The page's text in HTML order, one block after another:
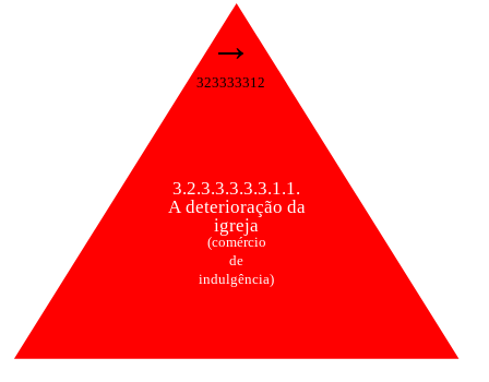
3.2.3.3.3.3.3.1.1.
A deterioração da
igreja
(comércio
de
indulgência)
→
323333312